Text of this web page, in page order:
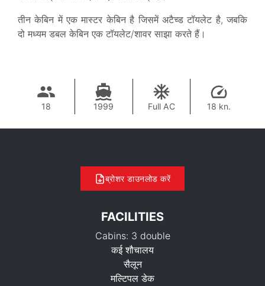
तीन केबिन में एक मास्टर केबिन है जिसमें अटैच्ड टॉयलेट है, जबकि
दो मध्यम डबल केबिन एक टॉयलेट/शावर साझा करते हैं।
18 1999 Full AC 18 kn.
ब्रोशर डाउनलोड करें
FACILITIES
Cabins: 3 double
कई शौचालय
सैलून
मल्टिपल डेक